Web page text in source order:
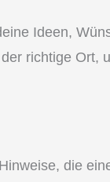
Ideen,
richtige Ort,
die